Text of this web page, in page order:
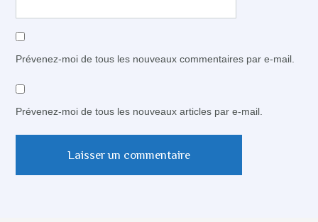
Prévenez-moi de tous les nouveaux commentaires par e-mail.
Prévenez-moi de tous les nouveaux articles par e-mail.